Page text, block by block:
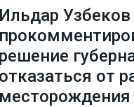
Узбеков
от